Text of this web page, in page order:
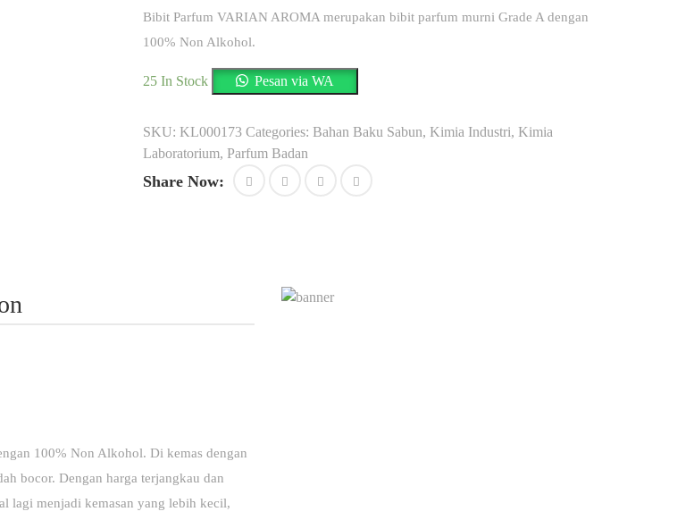
Bibit Parfum VARIAN AROMA merupakan bibit parfum murni Grade A dengan
100% Non Alkohol.
25 In Stock Pesan via WA
SKU: KL000173 Categories: Bahan Baku Sabun, Kimia Industri, Kimia
Laboratorium, Parfum Badan
Share Now:
100% Non Alkohol. Di kemas dengan
bocor. Dengan harga terjangkau dan
lagi menjadi kemasan yang lebih kecil,